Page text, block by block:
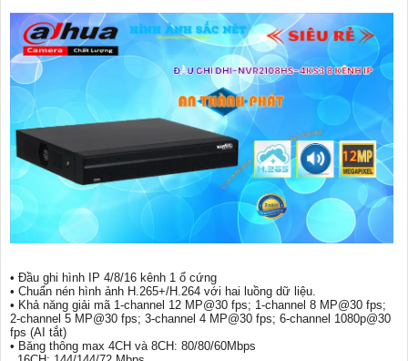
• Đầu ghi hình IP 4/8/16 kênh 1 ổ cứng
• Chuẩn nén hình ảnh H.265+/H.264 với hai luồng dữ liệu.
• Khả năng giải mã 1-channel 12 MP@30 fps; 1-channel 8 MP@30 fps;
2-channel 5 MP@30 fps; 3-channel 4 MP@30 fps; 6-channel 1080p@30
fps (AI tắt)
• Băng thông max 4CH và 8CH: 80/80/60Mbps